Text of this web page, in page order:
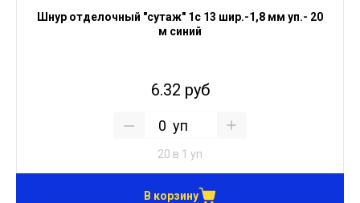
Шнур отделочный "сутаж" 1с 13 шир.-1,8 мм уп.- 20
м синий
6.32 руб
уп
20 в 1 уп
В корзину